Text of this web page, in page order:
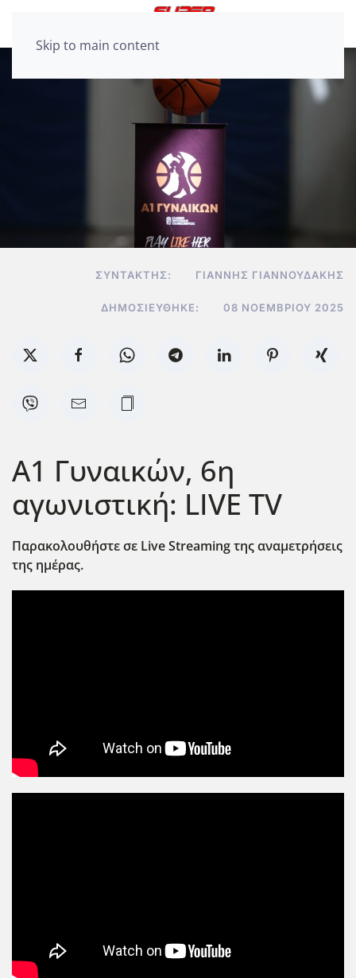
Skip to main content
ΣΥΝΤΆΚΤΗΣ: ΓΙΆΝΝΗΣ ΓΙΑΝΝΟΥΔΆΚΗΣ
ΔΗΜΟΣΙΕΎΘΗΚΕ: 08 ΝΟΕΜΒΡΊΟΥ 2025
Α1 Γυναικών, 6η
αγωνιστική: LIVE TV
Παρακολουθήστε σε LiveStreamingτης αναμετρήσεις
της ημέρας.